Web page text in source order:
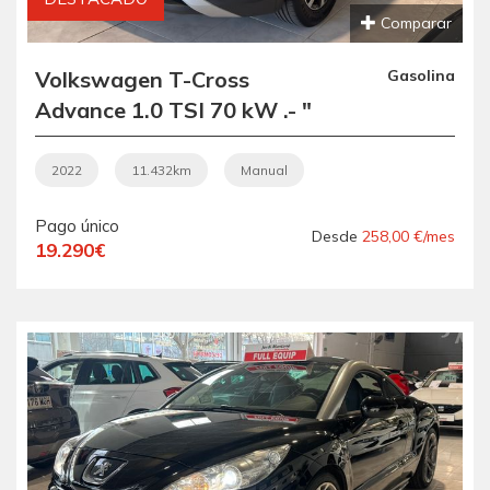
Comparar
Volkswagen T-Cross
Advance 1.0 TSI 70 kW .- "
REESTRENO ".- "
IMPECABLE ".- " SOLO
CON COBERTURA
EUROPEA ".- " VEHÍCULO
Gasolina
2022 11.432km Manual
Pago único
19.290€
Desde 258,00 €/mes